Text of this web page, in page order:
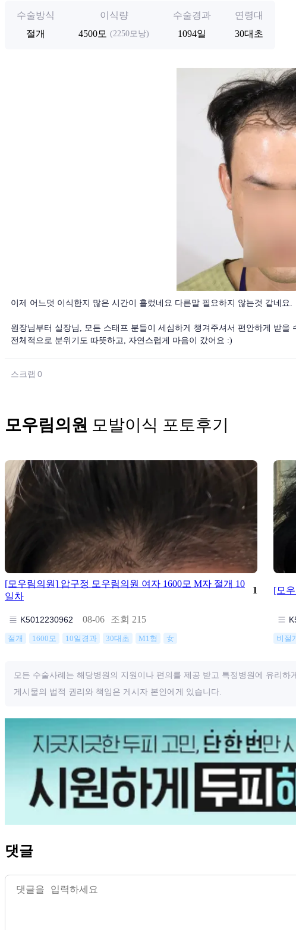
수술방식
절개
이식량
4500모 (2250모낭)
수술경과
1094일
연령대
30대초
이제 어느덧 이식한지 많은 시간이 흘렀네요 다른말 필요하지 않는것 같네요.
원장님부터 실장님, 모든 스태프 분들이 세심하게 챙겨주셔서 편안하게 받을
전체적으로 분위기도 따뜻하고, 자연스럽게 마음이 갔어요 :)
스크랩 0
모우림의원 모발이식 포토후기
[모우림의원] 압구정 모우림의원 여자 1600모 M자 절개 10
일차
1
K5012230962 08-06 조회 215
절개 1600모 10일경과 30대초 M1형 女
[모
비절
모든 수술사례는 해당병원의 지원이나 편의를 제공 받고 특정병원에 유리
게시물의 법적 권리와 책임은 게시자 본인에게 있습니다.
댓글